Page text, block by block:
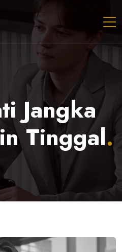
Jangka
Tinggal.